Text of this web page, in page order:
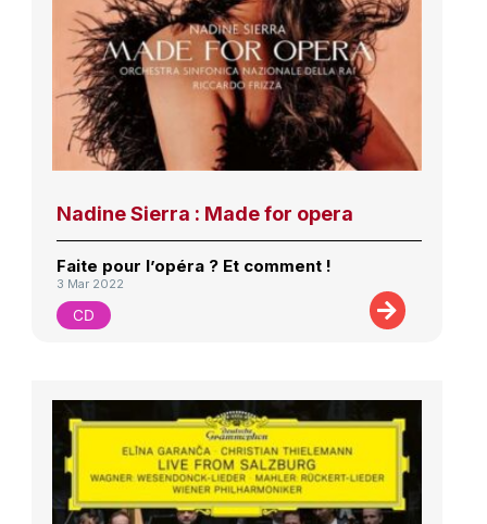
Nadine Sierra : Made for opera
Faite pour l’opéra ? Et comment !
3 Mar 2022
CD